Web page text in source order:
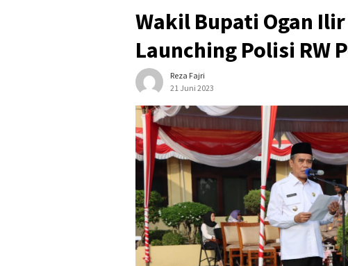
Wakil Bupati Ogan
Launching Polisi RW
Reza Fajri
21 Juni 2023